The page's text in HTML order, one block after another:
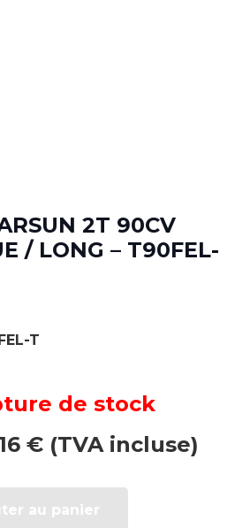
2T 90CV
/ LONG – T90FEL-
T
de stock
€ (TVA incluse)
au panier